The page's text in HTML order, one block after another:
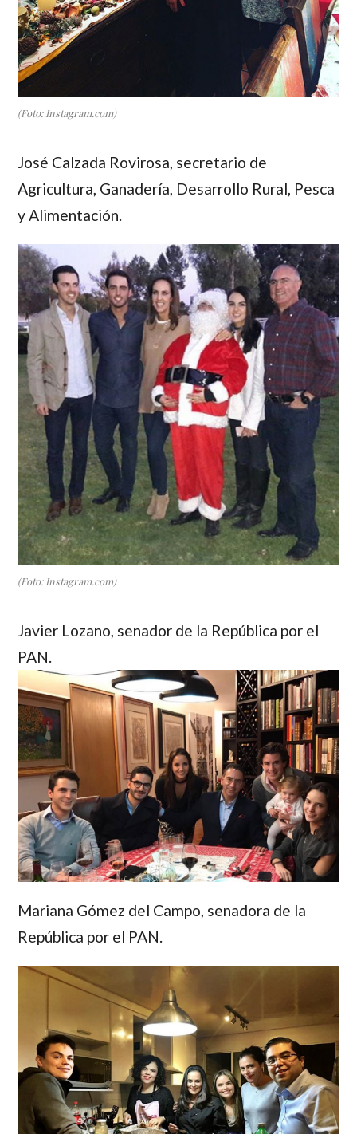
(Foto: Instagram.com)
José Calzada Rovirosa, secretario de
Agricultura, Ganadería, Desarrollo Rural, Pesca
y Alimentación.
(Foto: Instagram.com)
Javier Lozano, senador de la República por el
PAN.
Mariana Gómez del Campo, senadora de la
República por el PAN.